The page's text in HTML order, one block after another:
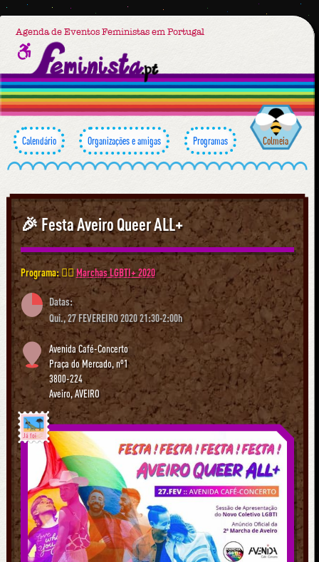
Agenda de Eventos Feministas em Portugal
Calendário Organizações e amigas Programas Colmeia
🎉 Festa Aveiro Queer ALL+
Programa: 🏳️‍🌈Marchas LGBTI+ 2020
Datas:
Qui., 27 FEVEREIRO 2020 21:30-2:00h
Avenida Café-Concerto
Praça do Mercado, nº1
3800-224
Aveiro,AVEIRO
Já foi